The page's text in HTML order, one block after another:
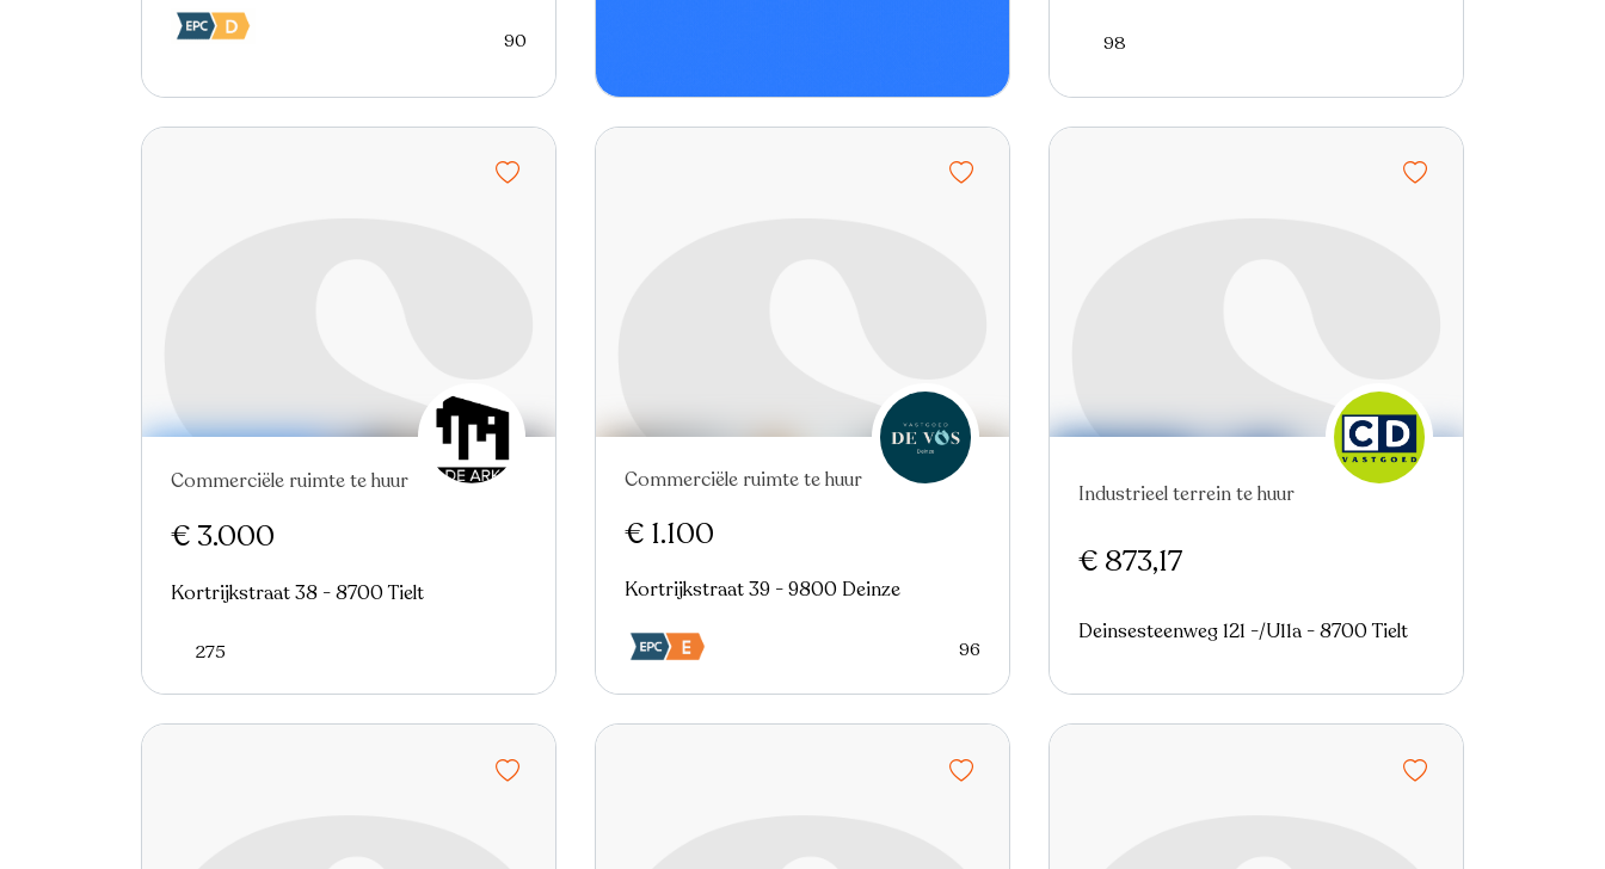
90 98
Commerciële ruimte te huur
€ 3.000
Kortrijkstraat 38 - 8700 Tielt
275
Commerciële ruimte te huur
€ 1.100
Kortrijkstraat 39 - 9800 Deinze
96
Industrieel terrein te huur
€ 873,17
Deinsesteenweg 121 -/U11a - 8700 Tielt